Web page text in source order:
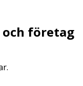
och företag